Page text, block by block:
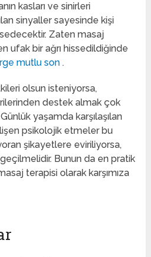
kasları ve sinirleri
sinyaller sayesinde kişi
Zaten masaj
ufak bir ağrı hissedildiğinde
mutlu son.
olsun isteniyorsa,
destek almak çok
yaşamda karşılaşılan
psikolojik etmeler bu
şikayetlere eviriliyorsa,
Bunun da en pratik
terapisi olarak karşımıza